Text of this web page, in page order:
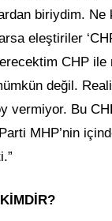
biriydim. Ne
eleştiriler
CHP
değil.
vermiyor. Bu
MHP’nin